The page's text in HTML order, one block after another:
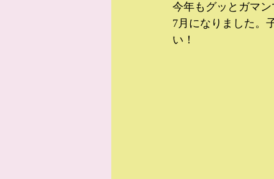
今年もグッとガマ
7月になりました。
い！